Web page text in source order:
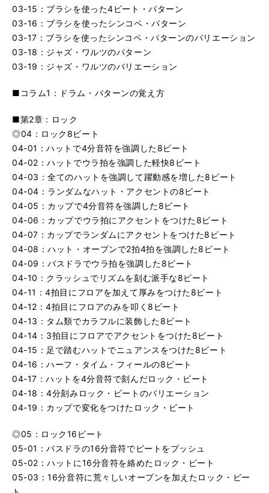
03-15：ブラシを使った4ビート・パターン
03-16：ブラシを使ったシンコペ・パターン
03-17：ブラシを使ったシンコペ・パターンのバリエーション
03-18：ジャズ・ワルツのパターン
03-19：ジャズ・ワルツのバリエーション
■コラム1：ドラム・パターンの覚え方
■第2章：ロック
◎04：ロック8ビート
04-01：ハットで4分音符を強調した8ビート
04-02：ハットでウラ拍を強調した軽快8ビート
04-03：全てのハットを強調して躍動感を増した8ビート
04-04：ランダムなハット・アクセントの8ビート
04-05：カップで4分音符を強調した8ビート
04-06：カップでウラ拍にアクセントをつけた8ビート
04-07：カップでランダムにアクセントをつけた8ビート
04-08：ハット・オープンで2拍4拍を強調した8ビート
04-09：バスドラでウラ拍を強調した8ビート
04-10：クラッシュでリズムを刻む派手な8ビート
04-11：4拍目にフロアを加えて厚みをつけた8ビート
04-12：4拍目にフロアのみを叩く8ビート
04-13：タム類でカラフルに装飾した8ビート
04-14：3拍目にフロアでアクセントをつけた8ビート
04-15：足で踏むハットでニュアンスをつけた8ビート
04-16：ハーフ・タイム・フィールの8ビート
04-17：ハットを4分音符で刻んだロック・ビート
04-18：4分刻みロック・ビートのバリエーション
04-19：カップで変化をつけたロック・ビート
◎05：ロック16ビート
05-01：バスドラの16分音符でビートをプッシュ
05-02：ハットに16分音符を絡めたロック・ビート
05-03：16分音符に荒々しいオープンを加えたロック・ビー